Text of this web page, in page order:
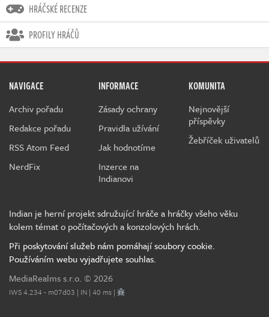
HRÁČSKÉ RECENZE
PROFILY HRÁČŮ
NAVIGACE
Archiv pořadu
Redakce pořadu
RSS Atom Feed
NerdFix
INFORMACE
Zásady ochrany
Pravidla užívání
Jak hodnotíme
Inzerce na
Indianovi
KOMUNITA
Nejnovější
příspěvky
Žebříček uživatelů
Indian je herní projekt sdružující hráče a hráčky všeho věku
kolem témat o počítačových a konzolových hrách.
Při poskytování služeb nám pomáhají soubory cookie.
Používáním webu vyjadřujete souhlas.
MediaRealms s.r.o. © 2026
IWS 4.234 - m07d03 | IN | 40 ms |